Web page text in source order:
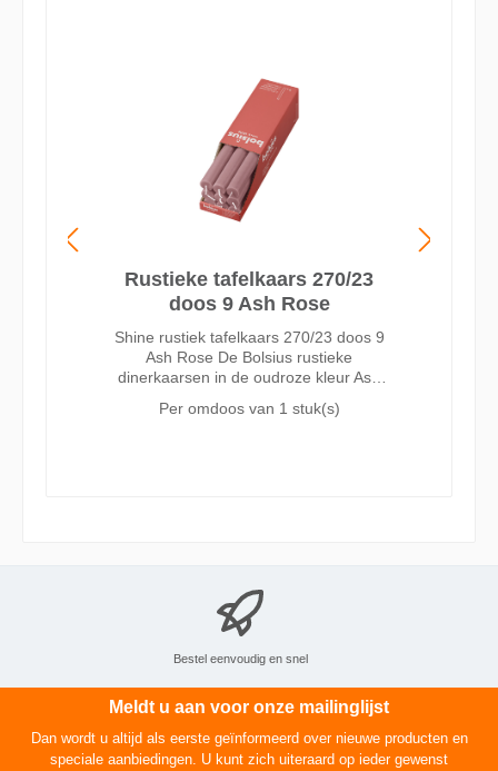
Rustieke tafelkaars 270/23
doos 9 Ash Rose
Shine rustiek tafelkaars 270/23 doos 9
Ash Rose De Bolsius rustieke
dinerkaarsen in de oudroze kleur Ash
branden wel 13 uur. Door het katoenen
Per omdoos van 1 stuk(s)
Bestel eenvoudig en snel
Meldt u aan voor onze mailinglijst
Dan wordt u altijd als eerste geïnformeerd over nieuwe producten en
speciale aanbiedingen. U kunt zich uiteraard op ieder gewenst